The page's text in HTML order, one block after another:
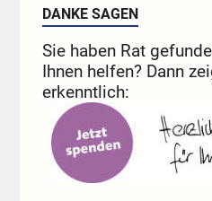
DANKE SAGEN
Sie haben Rat
Ihnen helfen? Dann
erkenntlich: